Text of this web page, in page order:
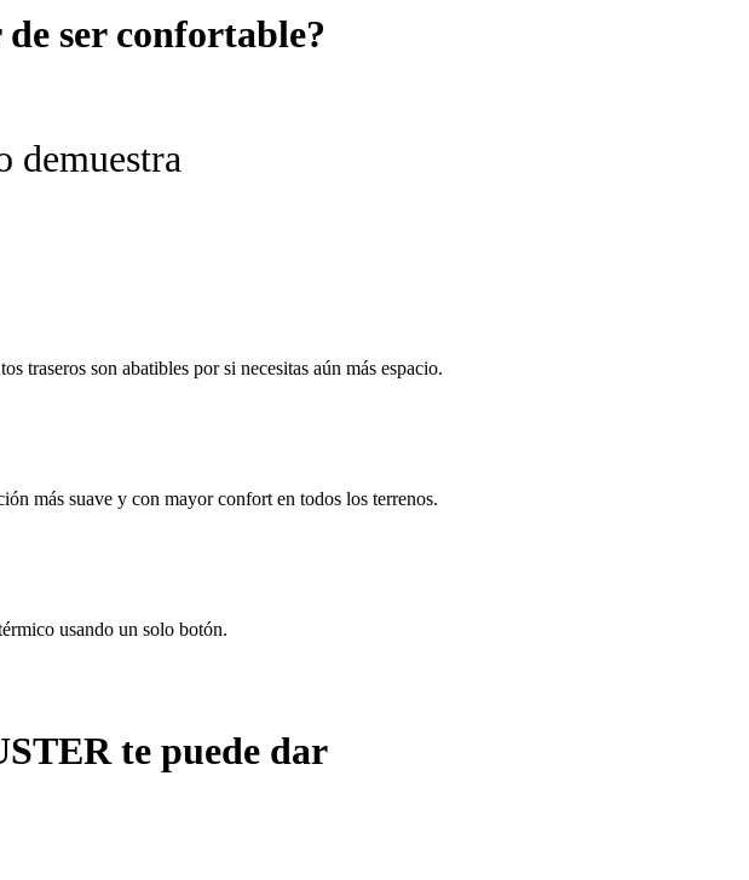
ser confortable?
demuestra
traseros son abatibles por si necesitas aún más espacio.
más suave y con mayor confort en todos los terrenos.
usando un solo botón.
te puede dar